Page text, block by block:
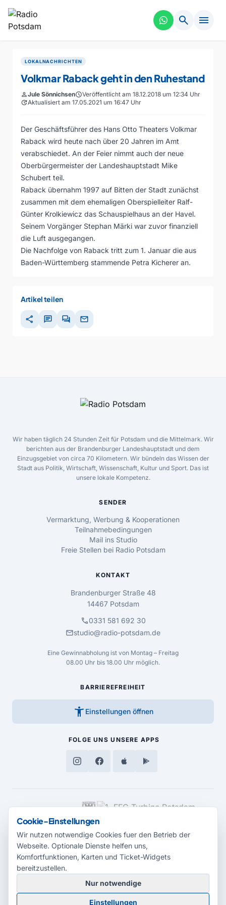
search menu
LOKALNACHRICHTEN
Volkmar Raback geht in den Ruhestand
personJule SönnichsenscheduleVeröffentlicht am 18.12.2018 um 12:34 Uhr
updateAktualisiert am 17.05.2021 um 16:47 Uhr
Der Geschäftsführer des Hans Otto Theaters Volkmar
Raback wird heute nach über 20 Jahren im Amt
verabschiedet. An der Feier nimmt auch der neue
Oberbürgermeister der Landeshauptstadt Mike
Schubert teil.
Raback übernahm 1997 auf Bitten der Stadt zunächst
zusammen mit dem ehemaligen Oberspielleiter Ralf-
Günter Krolkiewicz das Schauspielhaus an der Havel.
Seinem Vorgänger Stephan Märki war zuvor finanziell
die Luft ausgegangen.
Die Nachfolge von Raback tritt zum 1. Januar die aus
Baden-Württemberg stammende Petra Kicherer an.
Artikel teilen
share chat forum mail
Wir haben täglich 24 Stunden Zeit für Potsdam und die Mittelmark. Wir
berichten aus der Brandenburger Landeshauptstadt und dem
Einzugsgebiet von circa 70 Kilometern. Wir bündeln das Wissen der
Stadt aus Politik, Wirtschaft, Wissenschaft, Kultur und Sport. Das ist
unsere lokale Kompetenz.
SENDER
Vermarktung, Werbung & Kooperationen
Teilnahmebedingungen
Mail ins Studio
Freie Stellen bei Radio Potsdam
KONTAKT
Brandenburger Straße 48
14467 Potsdam
call0331 581 692 30
mailstudio@radio-potsdam.de
Eine Gewinnabholung ist von Montag – Freitag
08.00 Uhr bis 18.00 Uhr möglich.
BARRIEREFREIHEIT
accessibility_new Einstellungen öffnen
FOLGE UNS UNSERE APPS
MEDIENPARTNER
© 2026 Radio Potsdam. Webseite entwickelt durch dieMedienagentur
Babelsberg
Cookie-Einstellungen
Wir nutzen notwendige Cookies fuer den Betrieb der
Webseite. Optionale Dienste helfen uns,
Komfortfunktionen, Karten und Ticket-Widgets
bereitzustellen.
Nur notwendige
Einstellungen